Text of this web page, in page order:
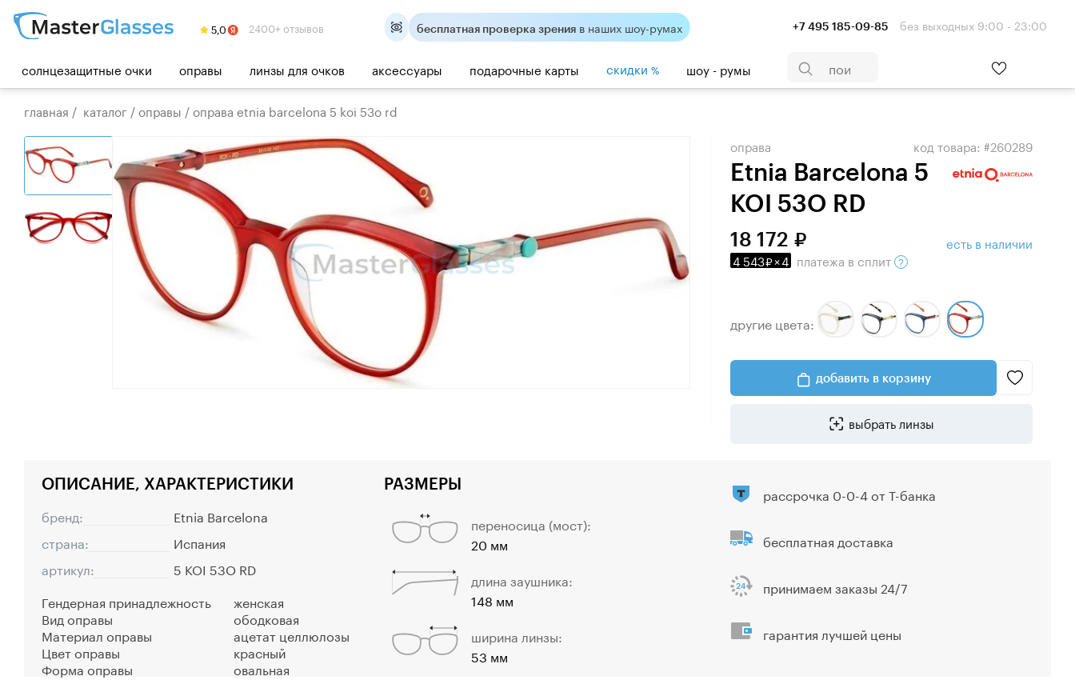
2400+ отзывов +7 495 185-09-85 без выходных 9:00 - 23:00
бесплатная проверка зрения в наших шоу-румах
солнцезащитные очки оправы линзы для очков аксессуары подарочные карты скидки % шоу - румы
главная / каталог /оправы /оправа etnia barcelona 5 koi 53o rd
оправа
Etnia Barcelona 5
KOI 53O RD
код товара: #260289
18 172
4 543 ×4 платежа в сплит
есть в наличии
другие цвета:
добавить в корзину
выбрать линзы
ОПИСАНИЕ, ХАРАКТЕРИСТИКИ
бренд:
Etnia Barcelona
страна:
Испания
артикул:
5 KOI 53O RD
Гендерная принадлежность
женская
Вид оправы
ободковая
Материал оправы
ацетат целлюлозы
Цвет оправы
красный
Форма оправы
овальная
РАЗМЕРЫ
переносица (мост):
20 мм
длина заушника:
148 мм
ширина линзы:
53 мм
рассрочка 0-0-4 от Т-банка
бесплатная доставка
принимаем заказы 24/7
гарантия лучшей цены